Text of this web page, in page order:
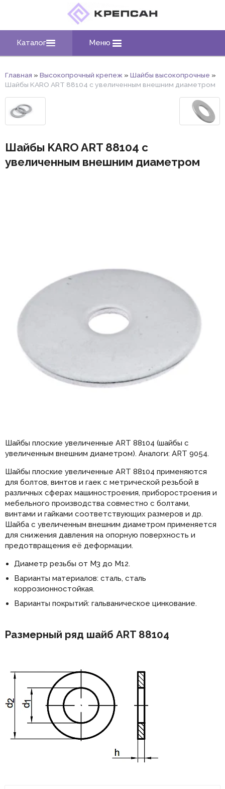
Каталог Меню
Главная » Высокопрочный крепеж » Шайбы высокопрочные »
Шайбы KARO ART 88104 с увеличенным внешним диаметром
Шайбы KARO ART 88104 с
увеличенным внешним диаметром
Шайбы плоские увеличенные ART 88104 (шайбы с
увеличенным внешним диаметром). Аналоги: ART 9054.
Шайбы плоские увеличенные ART 88104 применяются
для болтов, винтов и гаек с метрической резьбой в
различных сферах машиностроения, приборостроения и
мебельного производства совместно с болтами,
винтами и гайками соответствующих размеров и др.
Шайба с увеличенным внешним диаметром применяется
для снижения давления на опорную поверхность и
предотвращения её деформации.
Диаметр резьбы от М3 до М12.
Варианты материалов: сталь, сталь
коррозионностойкая.
Варианты покрытий: гальваническое цинкование.
Размерный ряд шайб ART 88104